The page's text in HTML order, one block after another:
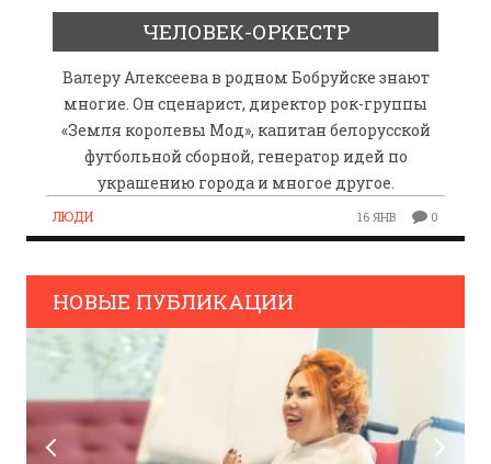
ЧЕЛОВЕК-ОРКЕСТР
Валеру Алексеева в родном Бобруйске знают
многие. Он сценарист, директор рок-группы
«Земля королевы Мод», капитан белорусской
футбольной сборной, генератор идей по
украшению города и многое другое.
ЛЮДИ 16 ЯНВ 0
НОВЫЕ ПУБЛИКАЦИИ